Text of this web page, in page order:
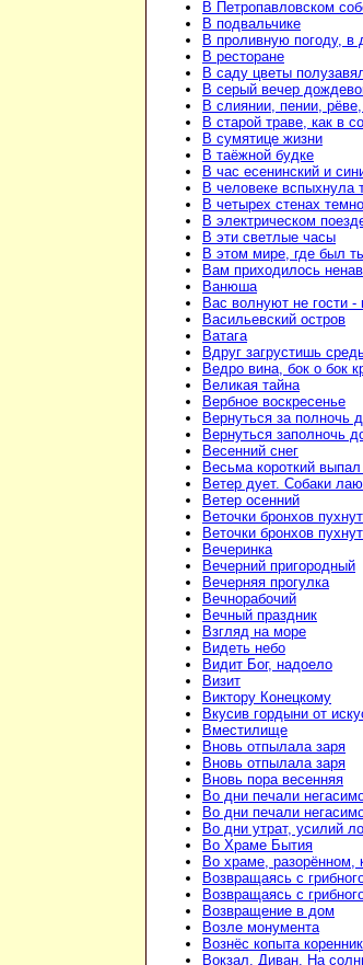
В Петропавловском
В подвальчике
В проливную погоду, в
В ресторане
В саду цветы
В серый вечер
В слиянии, пении, рёве,
В старой траве, как в
В сумятице жизни
В таёжной будке
В час есенинский и
В человеке вспыхнула
В четырех стенах темно
В электрическом
В эти светлые часы
В этом мире, где был
Вам приходилось
Ванюша
Вас волнуют не гости -
Васильевский остров
Ватага
Вдруг загрустишь
Ведро вина, бок о бок
Великая тайна
Вербное воскресенье
Вернуться за полночь
Вернуться заполночь
Весенний снег
Весьма короткий
Ветер дует. Собаки
Ветер осенний
Веточки бронхов
Веточки бронхов
Вечеринка
Вечерний пригородный
Вечерняя прогулка
Вечнорабочий
Вечный праздник
Взгляд на море
Видеть небо
Видит Бог, надоело
Визит
Виктору Конецкому
Вкусив гордыни от
Вместилище
Вновь отпылала заря
Вновь отпылала заря
Вновь пора весенняя
Во дни печали
Во дни печали
Во дни утрат, усилий
Во Храме Бытия
Во храме, разорённом,
Возвращаясь с
Возвращаясь с
Возвращение в дом
Возле монумента
Вознёс копыта коренник
Вокзал. Диван. На